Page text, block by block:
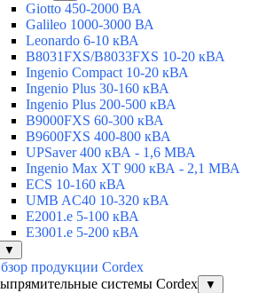
Giotto 450-2000 ВА
Galileo 1000-3000 ВА
Leonardo 6-10 кВА
B8031FXS/B8033FXS 10-20 кВА
Ingenio Compact 10-20 кВА
Ingenio Plus 30-160 кВА
Ingenio Plus 200-500 кВА
B9000FXS 60-300 кВА
B9600FXS 400-800 кВА
UPSaver 400 кВА - 1,6 МВА
Ingenio Max XT 900 кВА - 2,1 МВА
ECS 10-160 кВА
UMB AC40 10-320 кВА
E2001.e 5-100 кВА
E3001.e 5-200 кВА
▼
продукции Cordex
системы Cordex
▼